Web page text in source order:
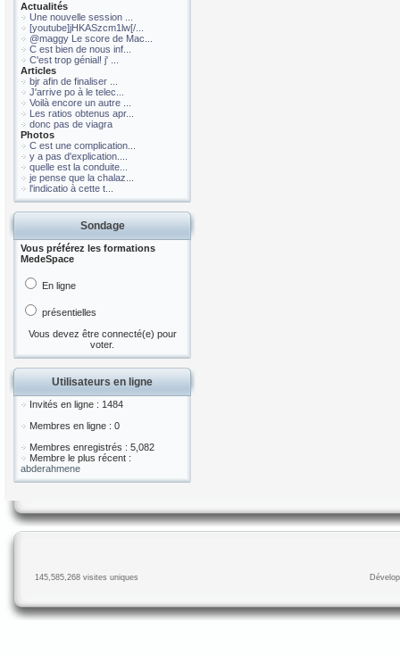
Actualités
Une nouvelle session ...
[youtube]jHKASzcm1lw[/...
@maggy Le score de Mac...
C est bien de nous inf...
C'est trop génial! j' ...
Articles
bjr afin de finaliser ...
J'arrive po à le telec...
Voilà encore un autre ...
Les ratios obtenus apr...
donc pas de viagra
Photos
C est une complication...
y a pas d'explication....
quelle est la conduite...
je pense que la chalaz...
l'indicatio à cette t...
Sondage
Vous préférez les formations
MedeSpace
En ligne
présentielles
Vous devez être connecté(e) pour
voter.
Utilisateurs en ligne
Invités en ligne : 1484
Membres en ligne : 0
Membres enregistrés : 5,082
Membre le plus récent :
abderahmene
145,585,268 visites uniques